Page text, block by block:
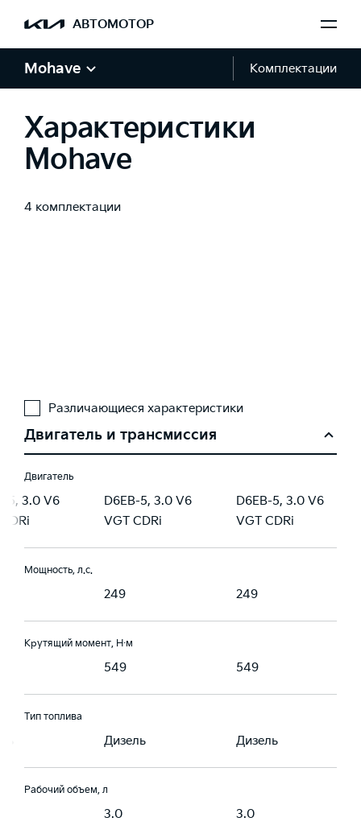
АВТОМОТОР
Mohave Комплектации
Характеристики
Mohave
4 комплектации
Различающиеся характеристики
Двигатель и трансмиссия
Двигатель
5, 3.0 V6
D6EB-5, 3.0 V6
VGT CDRi
D6EB-5, 3.0 V6
VGT CDRi
Мощность, л.с.
249 249
Крутящий момент, Н·м
549 549
Тип топлива
Дизель Дизель
Рабочий объем, л
3.0 3.0